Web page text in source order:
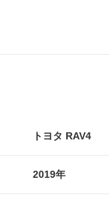
トヨタ RAV4
2019年